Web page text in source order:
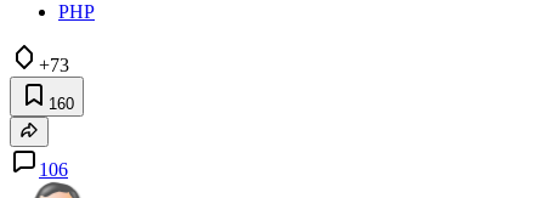
PHP
+73
160
106